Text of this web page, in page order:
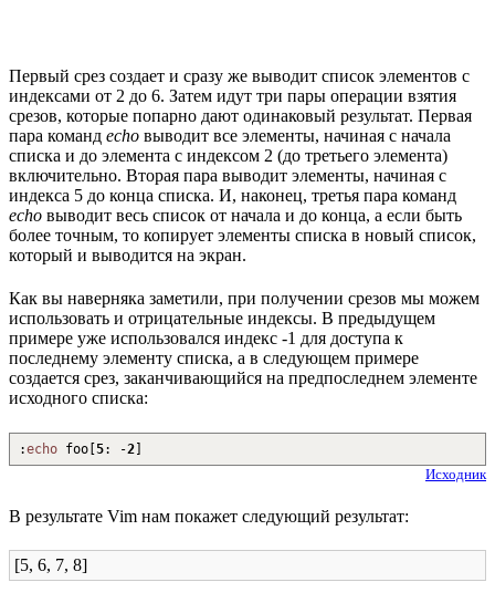
Первый срез создает и сразу же выводит список элементов с
индексами от 2 до 6. Затем идут три пары операции взятия
срезов, которые попарно дают одинаковый результат. Первая
пара команд echo выводит все элементы, начиная с начала
списка и до элемента с индексом 2 (до третьего элемента)
включительно. Вторая пара выводит элементы, начиная с
индекса 5 до конца списка. И, наконец, третья пара команд
echo выводит весь список от начала и до конца, а если быть
более точным, то копирует элементы списка в новый список,
который и выводится на экран.
Как вы наверняка заметили, при получении срезов мы можем
использовать и отрицательные индексы. В предыдущем
примере уже использовался индекс -1 для доступа к
последнему элементу списка, а в следующем примере
создается срез, заканчивающийся на предпоследнем элементе
исходного списка:
:echo foo [5: -2]
Исходник
В результате Vim нам покажет следующий результат:
[5, 6, 7, 8]